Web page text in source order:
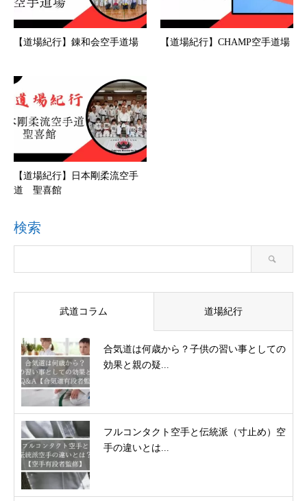
【道場紀行】錬和会空手道場 【道場紀行】CHAMP空手道場
【道場紀行】日本剛柔流空手
道 聖喜館
検索
武道コラム 道場紀行
合気道は何歳から？子供の習い事としての
効果と親の疑...
フルコンタクト空手と伝統派（寸止め）空
手の違いとは...